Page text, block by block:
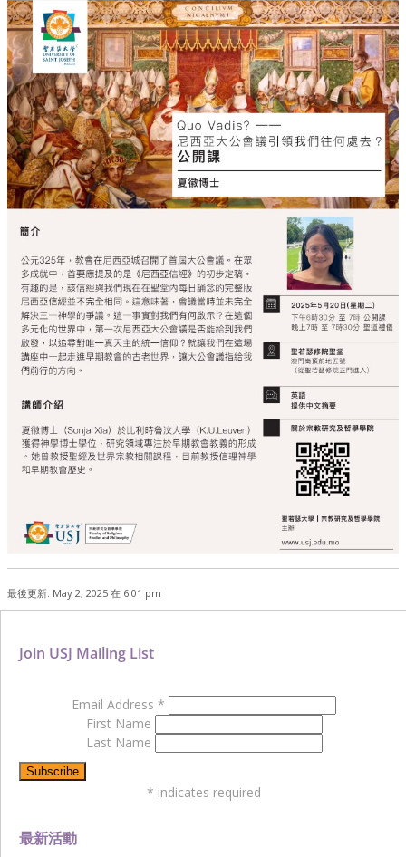
最後更新: May 2, 2025 在 6:01 pm
最新活動
Join USJ Mailing List
Email Address *
First Name
Last Name
* indicates required